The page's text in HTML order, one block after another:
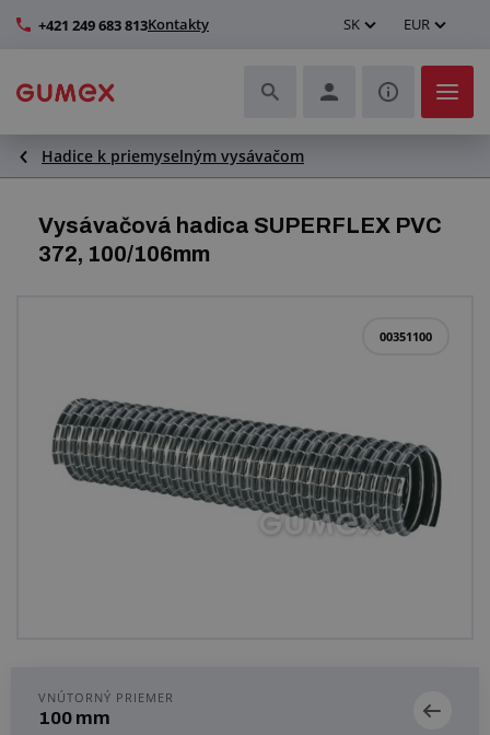
+421 249 683 813Kontakty SK EUR
Hadice a ich kompletizácia
Profily a výroba tesnení
Ďalšie gumové a plastové výrobky
Hadice k priemyselným vysávačom
Vysávačová hadica SUPERFLEX PVC
372, 100/106mm
00351100
VNÚTORNÝ PRIEMER
100 mm